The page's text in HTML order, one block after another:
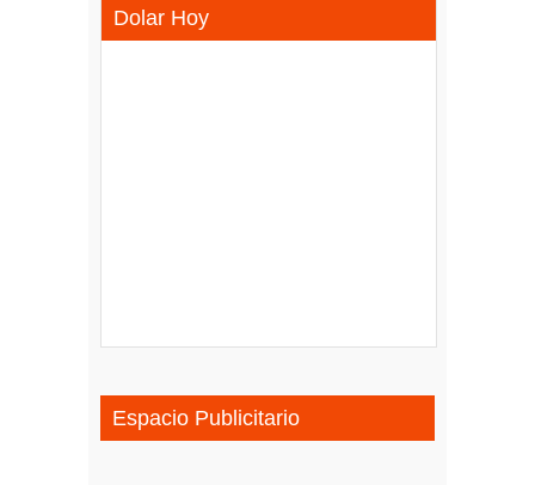
Dolar Hoy
Espacio Publicitario